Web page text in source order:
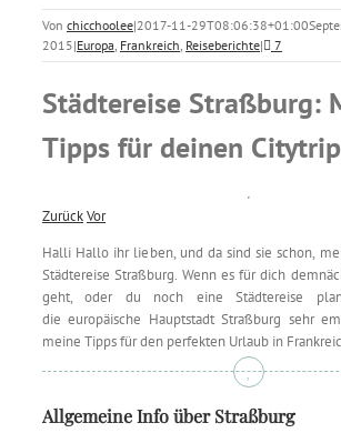
Von chicchoolee|2017-11-29T08:06:38+01:00
2015|Europa Frankreich Reiseberichte| 7
Städtereise Straßburg:
Tipps für deinen Citytrip
ZurückVor
Halli Hallo ihr lieben, und da sind sie schon,
Städtereise Straßburg. Wenn es für dich
geht, oder du noch eine Städtereise
die europäische Hauptstadt Straßburg sehr
meine Tipps für den perfekten Urlaub in
Allgemeine Info über Straßburg